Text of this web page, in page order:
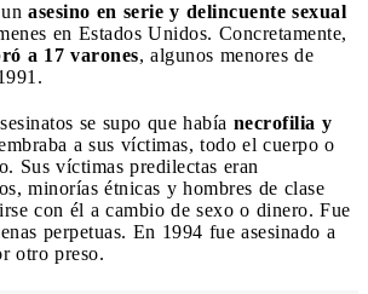
asesino en serie y delincuente sexual
en Estados Unidos. Concretamente,
a 17 varones, algunos menores de
se supo que había necrofilia y
a sus víctimas, todo el cuerpo o
Sus víctimas predilectas eran
minorías étnicas y hombres de clase
con él a cambio de sexo o dinero. Fue
perpetuas. En 1994 fue asesinado a
otro preso.